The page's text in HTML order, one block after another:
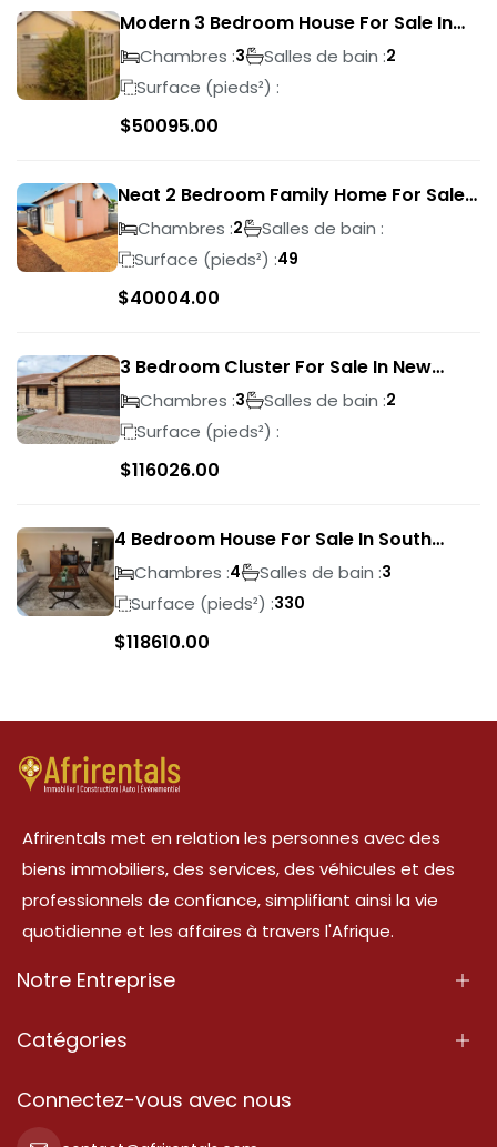
Modern 3 Bedroom House For Sale In
Albertsdal
Chambres :3 Salles de bain :2
Surface (pieds²) :
$50095.00
Neat 2 Bedroom Family Home For Sale
In Sky City
Chambres :2
Salles de bain :
Surface (pieds²) :49
$40004.00
3 Bedroom Cluster For Sale In New
Market Park
Chambres :3 Salles de bain :2
Surface (pieds²) :
$116026.00
4 Bedroom House For Sale In South
CrestChambres :4 Salles de bain :3
Surface (pieds²) :330
$118610.00
Afrirentals met en relation les personnes avec des
biens immobiliers, des services, des véhicules et des
professionnels de confiance, simplifiant ainsi la vie
quotidienne et les affaires à travers l'Afrique.
Notre Entreprise
À Propos
Catégories
Propriété
Propriété à vendre
Connectez-vous avec nous